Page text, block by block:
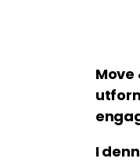
Move
I